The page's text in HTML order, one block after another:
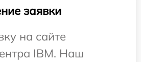
заявки
на сайте
IBM. Наш